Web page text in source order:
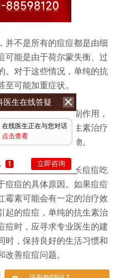
不是所有的痘痘都是由细
可能是由于荷尔蒙失衡、过
。对于这些情况，单纯的抗
可能加重症状。
可能会带来一些副作用，
。因此，在使用抗生素治疗
避免自行滥用药物。
专科医院表示胸前长痘痘吃
痘痘的具体原因。如果痘痘
霉素可能会有一定的治疗效
起的痘痘，单纯的抗生素治
痘时，应寻求专业医生的建
时，保持良好的生活习惯和
善痘痘问题。
医生在线答疑
在线医生正在与您对话
点击查看
立即咨询